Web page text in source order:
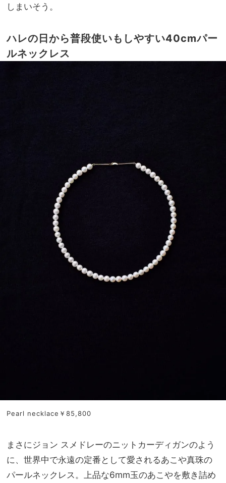
しまいそう。
ハレの日から普段使いもしやすい40cmパー
ルネックレス
Pearl necklace￥85,800
まさにジョン スメドレーのニットカーディガンのよう
に、世界中で永遠の定番として愛されるあこや真珠の
パールネックレス。上品な6mm玉のあこやを敷き詰め